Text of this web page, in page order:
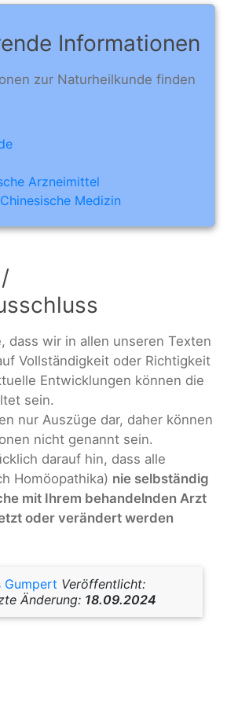
Informationen
zur Naturheilkunde finden
Arzneimittel
Medizin
dass wir in allen unseren Texten
Vollständigkeit oder Richtigkeit
Entwicklungen können die
sein.
nur Auszüge dar, daher können
nicht genannt sein.
darauf hin, dass alle
Homöopathika) nie selbständig
mit Ihrem behandelnden Arzt
oder verändert werden
Gumpert Veröffentlicht:
Änderung: 18.09.2024